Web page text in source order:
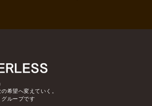
希望へ変えていく。
グループです